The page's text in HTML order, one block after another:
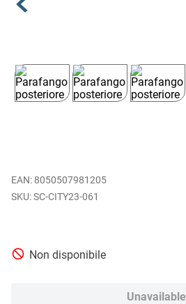
EAN: 8050507981205
SC-CITY23-061
Non disponibile
Unavailable